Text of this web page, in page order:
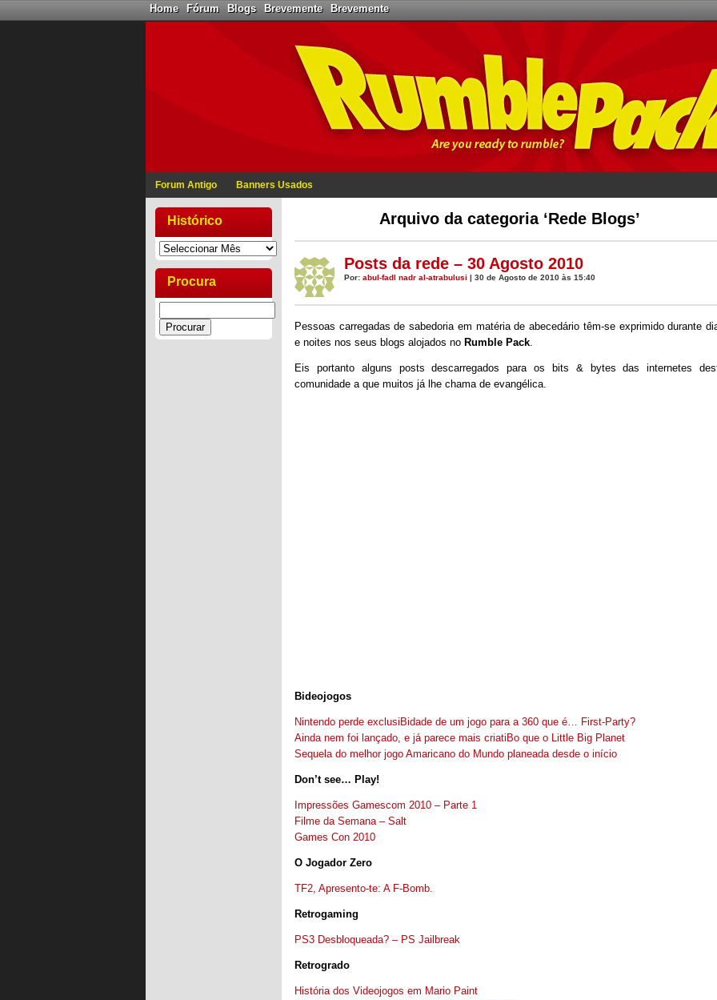
Home Fórum Blogs Brevemente Brevemente
Forum Antigo Banners Usados
Histórico
Procura
Arquivo da categoria ‘Rede Blogs’
Posts da rede – 30 Agosto 2010
Por: abul-fadl nadr al-atrabulusi | 30 de Agosto de 2010 às 15:40
Pessoas carregadas de sabedoria em matéria de abecedário têm-se exprimido durante
e noites nos seus blogs alojados no Rumble Pack.
Eis portanto alguns posts descarregados para os bits & bytes das internetes
comunidade a que muitos já lhe chama de evangélica.
Bideojogos
Nintendo perde exclusiBidade de um jogo para a 360 que é… First-Party?
Ainda nem foi lançado, e já parece mais criatiBo que o Little Big Planet
Sequela do melhor jogo Amaricano do Mundo planeada desde o início
Don’t see… Play!
Impressões Gamescom 2010 – Parte 1
Filme da Semana – Salt
Games Con 2010
O Jogador Zero
TF2, Apresento-te: A F-Bomb.
Retrogaming
PS3 Desbloqueada? – PS Jailbreak
Retrogrado
História dos Videojogos em Mario Paint